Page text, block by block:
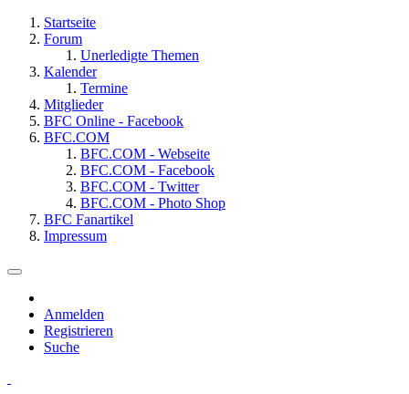
Startseite
Forum
Unerledigte Themen
Kalender
Termine
Mitglieder
BFC Online - Facebook
BFC.COM
BFC.COM - Webseite
BFC.COM - Facebook
BFC.COM - Twitter
BFC.COM - Photo Shop
BFC Fanartikel
Impressum
Anmelden
Registrieren
Suche